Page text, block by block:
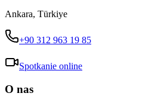
Ankara, Türkiye
+90 312 963 19 85
Spotkanie online
O nas